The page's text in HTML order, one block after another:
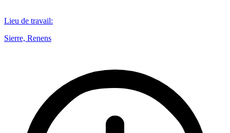
Lieu de travail:
Sierre, Renens